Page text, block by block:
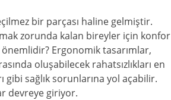
bir parçası haline gelmiştir.
zorunda kalan bireyler için konfor
Ergonomik tasarımlar,
oluşabilecek rahatsızlıkları en
sağlık sorunlarına yol açabilir.
devreye giriyor.